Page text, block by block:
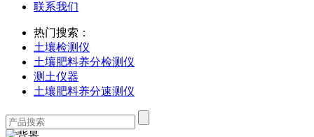
联系我们
热门搜索：
土壤检测仪
土壤肥料养分检测仪
测土仪器
土壤肥料养分速测仪